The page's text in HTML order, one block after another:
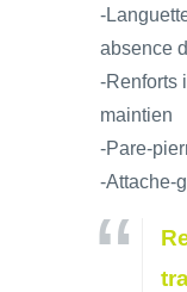
-
absence
-Renforts
maintien
-Pare-
-Attache-